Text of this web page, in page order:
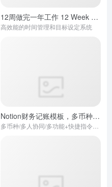
- 最新版
12周做完一年工作 12 Week Year中文Notion模板
高效能的时间管理和目标设定系统
- 免费版
Notion财务记账模板，多币种/多人协同/多功能+快捷指令自动记账